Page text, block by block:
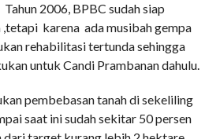
2006, BPBC sudah siap
karena ada musibah gempa
rehabilitasi tertunda sehingga
untuk Candi Prambanan dahulu.
pembebasan tanah di sekeliling
saat ini sudah sekitar 50 persen